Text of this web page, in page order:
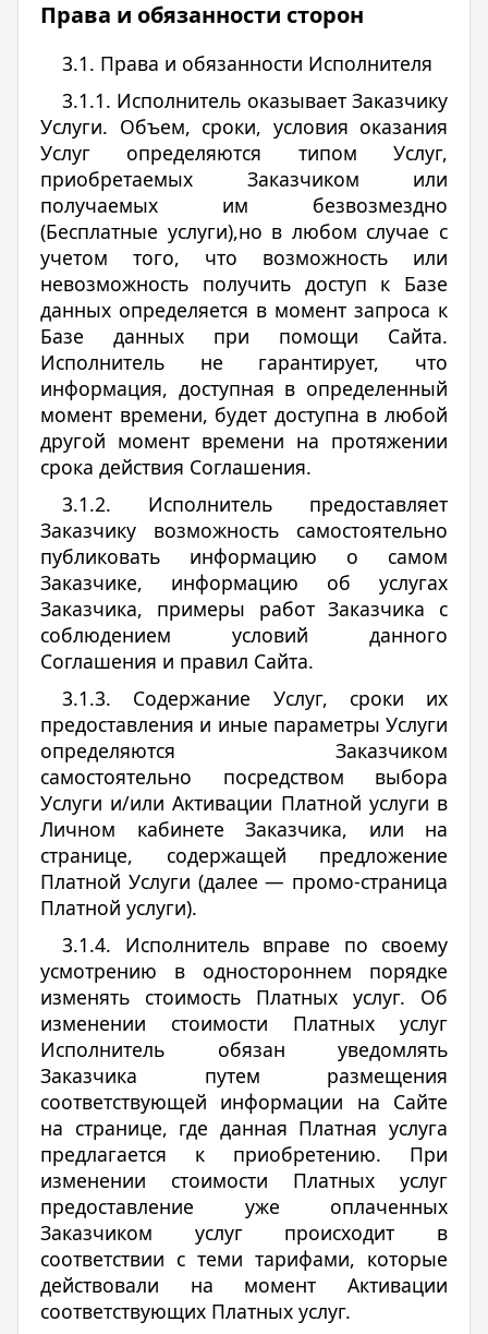
Права и обязанности сторон
3.1. Права и обязанности Исполнителя
3.1.1. Исполнитель оказывает Заказчику
Услуги. Объем, сроки, условия оказания
Услуг определяются типом Услуг,
приобретаемых Заказчиком или
получаемых им безвозмездно
(Бесплатные услуги),но в любом случае с
учетом того, что возможность или
невозможность получить доступ к Базе
данных определяется в момент запроса к
Базе данных при помощи Сайта.
Исполнитель не гарантирует, что
информация, доступная в определенный
момент времени, будет доступна в любой
другой момент времени на протяжении
срока действия Соглашения.
3.1.2. Исполнитель предоставляет
Заказчику возможность самостоятельно
публиковать информацию о самом
Заказчике, информацию об услугах
Заказчика, примеры работ Заказчика с
соблюдением условий данного
Соглашения и правил Сайта.
3.1.3. Содержание Услуг, сроки их
предоставления и иные параметры Услуги
определяются Заказчиком
самостоятельно посредством выбора
Услуги и/или Активации Платной услуги в
Личном кабинете Заказчика, или на
странице, содержащей предложение
Платной Услуги (далее — промо-страница
Платной услуги).
3.1.4. Исполнитель вправе по своему
усмотрению в одностороннем порядке
изменять стоимость Платных услуг. Об
изменении стоимости Платных услуг
Исполнитель обязан уведомлять
Заказчика путем размещения
соответствующей информации на Сайте
на странице, где данная Платная услуга
предлагается к приобретению. При
изменении стоимости Платных услуг
предоставление уже оплаченных
Заказчиком услуг происходит в
соответствии с теми тарифами, которые
действовали на момент Активации
соответствующих Платных услуг.